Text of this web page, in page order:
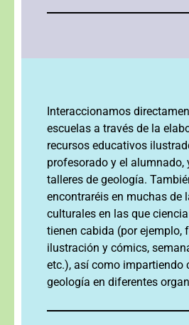
Interaccionamos
escuelas a través de la
recursos educativos
profesorado y el alumnado,
talleres de geología.
encontraréis en muchas de
culturales en las que
tienen cabida (por ejemplo,
ilustración y cómics,
etc.), así como impartiendo
geología en diferentes